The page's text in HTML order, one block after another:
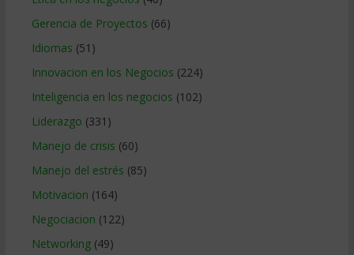
Gerencia de Proyectos (66)
Idiomas (51)
Innovacion en los Negocios (224)
Inteligencia en los negocios (102)
Liderazgo (331)
Manejo de crisis (60)
Manejo del estrés (85)
Motivacion (164)
Negociacion (122)
Networking(49)